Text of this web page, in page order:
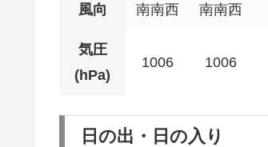
風向 南南西 南南西
気圧
(hPa)
1006 1006
日の出・日の入り